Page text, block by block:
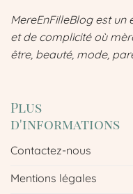
MereEnFilleBlog est
et de complicité où
être, beauté, mode,
Plus
d'informations
Contactez-nous
Mentions légales